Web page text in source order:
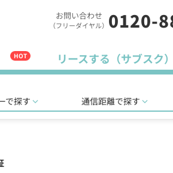
お問い合わせ
（フリーダイヤル） 0120-
HOT リースする（サブスク）
で探す 通信距離で探す